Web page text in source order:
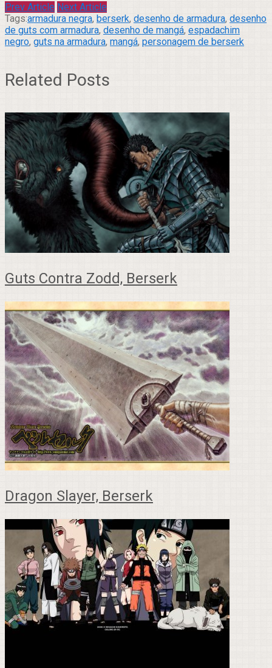
Prev Article Next Article
Tags:armadura negra, berserk, desenho de armadura, desenho
de guts com armadura, desenho de mangá, espadachim
negro, guts na armadura, mangá, personagem de berserk
Related Posts
Guts Contra Zodd, Berserk
Dragon Slayer, Berserk